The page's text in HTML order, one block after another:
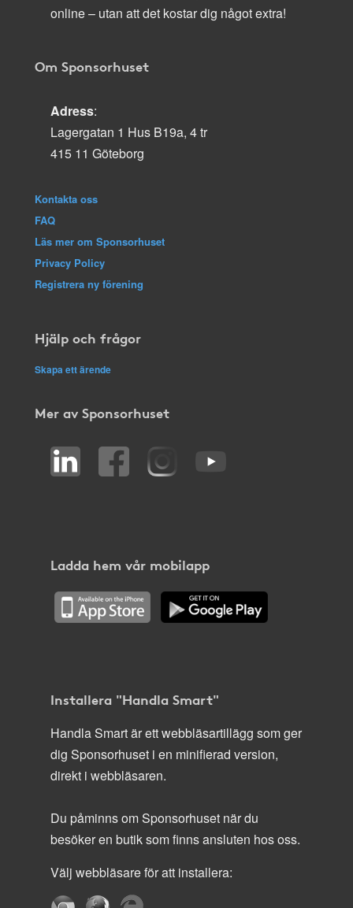
online – utan att det kostar dig något extra!
Om Sponsorhuset
Adress:
Lagergatan 1 Hus B19a, 4 tr
415 11 Göteborg
Kontakta oss
FAQ
Läs mer om Sponsorhuset
Privacy Policy
Registrera ny förening
Hjälp och frågor
Skapa ett ärende
Mer av Sponsorhuset
Ladda hem vår mobilapp
Installera "Handla Smart"
Handla Smart är ett webbläsartillägg som ger
dig Sponsorhuset i en minifierad version,
direkt i webbläsaren.
Du påminns om Sponsorhuset när du
besöker en butik som finns ansluten hos oss.
Välj webbläsare för att installera: